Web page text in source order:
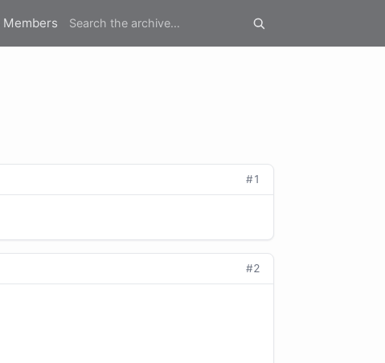
Members
#1
#2